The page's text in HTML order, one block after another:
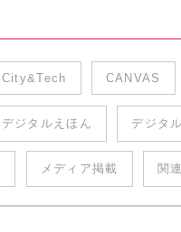
City&Tech CANVAS
デジタルえほん デジタ
メディア掲載 関